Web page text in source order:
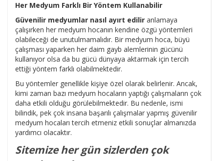
Her Medyum Farklı Bir Yöntem Kullanabilir
Güvenilir medyumlar nasıl ayırt edilir anlamaya
çalışırken her medyum hocanın kendine özgü yöntemleri
olabileceği de unutulmamalıdır. Bir medyum hoca, büyü
çalışması yaparken her daim gayb alemlerinin gücünü
kullanıyor olsa da bu gücü dünyaya aktarmak için tercih
ettiği yöntem farklı olabilmektedir.
Bu yöntemler genellikle kişiye özel olarak belirlenir. Ancak,
kimi zaman bazı medyum hocaların yaptığı çalışmaların çok
daha etkili olduğu görülebilmektedir. Bu nedenle, ismi
bilindik, pek çok insana başarılı çalışmalar yapmış güvenilir
medyum hocaları tercih etmeniz etkili sonuçlar almanızda
yardımcı olacaktır.
Sitemize her gün sizlerden çok